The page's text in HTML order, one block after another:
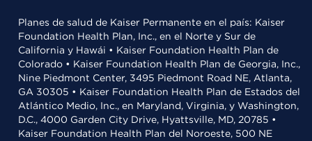
Planes de salud de Kaiser Permanente en el país: Kaiser
Foundation Health Plan, Inc., en el Norte y Sur de
California y Hawái • Kaiser Foundation Health Plan de
Colorado • Kaiser Foundation Health Plan de Georgia, Inc.,
Nine Piedmont Center, 3495 Piedmont Road NE, Atlanta,
GA 30305 • Kaiser Foundation Health Plan de Estados del
Atlántico Medio, Inc., en Maryland, Virginia, y Washington,
D.C., 4000 Garden City Drive, Hyattsville, MD, 20785 •
Kaiser Foundation Health Plan del Noroeste, 500 NE